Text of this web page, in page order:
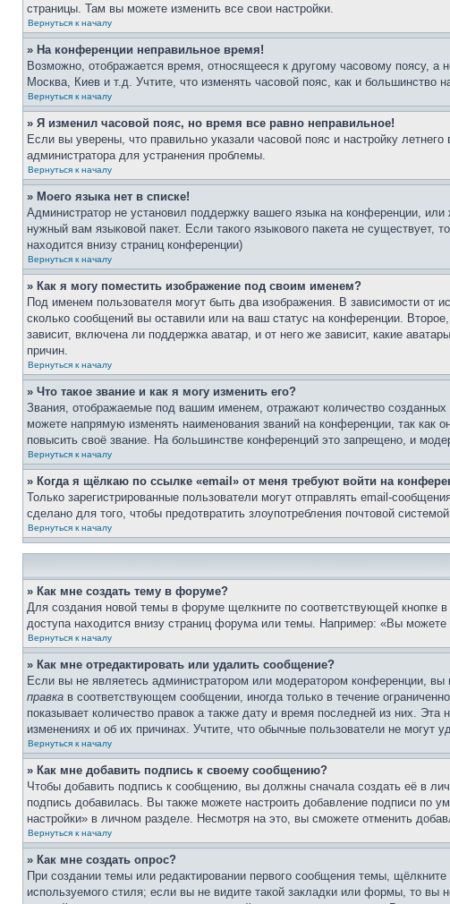
страницы. Там вы можете изменить все свои настройки.
Вернуться к началу
» На конференции неправильное время!
Возможно, отображается время, относящееся к другому часовому поясу, а
Москва, Киев и т.д. Учтите, что изменять часовой пояс, как и большинство
Вернуться к началу
» Я изменил часовой пояс, но время все равно неправильное!
Если вы уверены, что правильно указали часовой пояс и настройку
администратора для устранения проблемы.
Вернуться к началу
» Моего языка нет в списке!
Администратор не установил поддержку вашего языка на конференции,
нужный вам языковой пакет. Если такого языкового пакета не
находится внизу страниц конференции)
Вернуться к началу
» Как я могу поместить изображение под своим именем?
Под именем пользователя могут быть два изображения. В зависимости от
сколько сообщений вы оставили или на ваш статус на конференции.
зависит, включена ли поддержка аватар, и от него же зависит, какие
причин.
Вернуться к началу
» Что такое звание и как я могу изменить его?
Звания, отображаемые под вашим именем, отражают количество
можете напрямую изменять наименования званий на конференции, так
повысить своё звание. На большинстве конференций это запрещено, и
Вернуться к началу
» Когда я щёлкаю по ссылке «email» от меня требуют войти на
Только зарегистрированные пользователи могут отправлять email-
сделано для того, чтобы предотвратить злоупотребления почтовой
Вернуться к началу
» Как мне создать тему в форуме?
Для создания новой темы в форуме щелкните по соответствующей кнопке
доступа находится внизу страниц форума или темы. Например: «Вы
Вернуться к началу
» Как мне отредактировать или удалить сообщение?
Если вы не являетесь администратором или модератором конференции,
правка в соответствующем сообщении, иногда только в течение
показывает количество правок а также дату и время последней из них.
изменениях и об их причинах. Учтите, что обычные пользователи не могут
Вернуться к началу
» Как мне добавить подпись к своему сообщению?
Чтобы добавить подпись к сообщению, вы должны сначала создать её в
подпись добавилась. Вы также можете настроить добавление подписи
настройки» в личном разделе. Несмотря на это, вы сможете отменить
Вернуться к началу
» Как мне создать опрос?
При создании темы или редактировании первого сообщения темы,
используемого стиля; если вы не видите такой закладки или формы, то